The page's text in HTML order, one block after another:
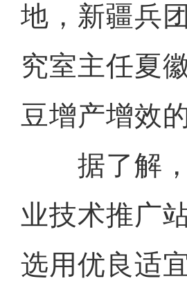
地，新疆兵
究室主任夏
豆增产增效
据了解，
业技术推广
选用优良适